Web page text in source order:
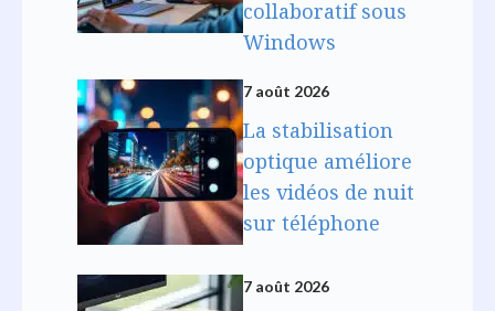
collaboratif sous
Windows
7 août 2026
La stabilisation
optique améliore
les vidéos de nuit
sur téléphone
7 août 2026